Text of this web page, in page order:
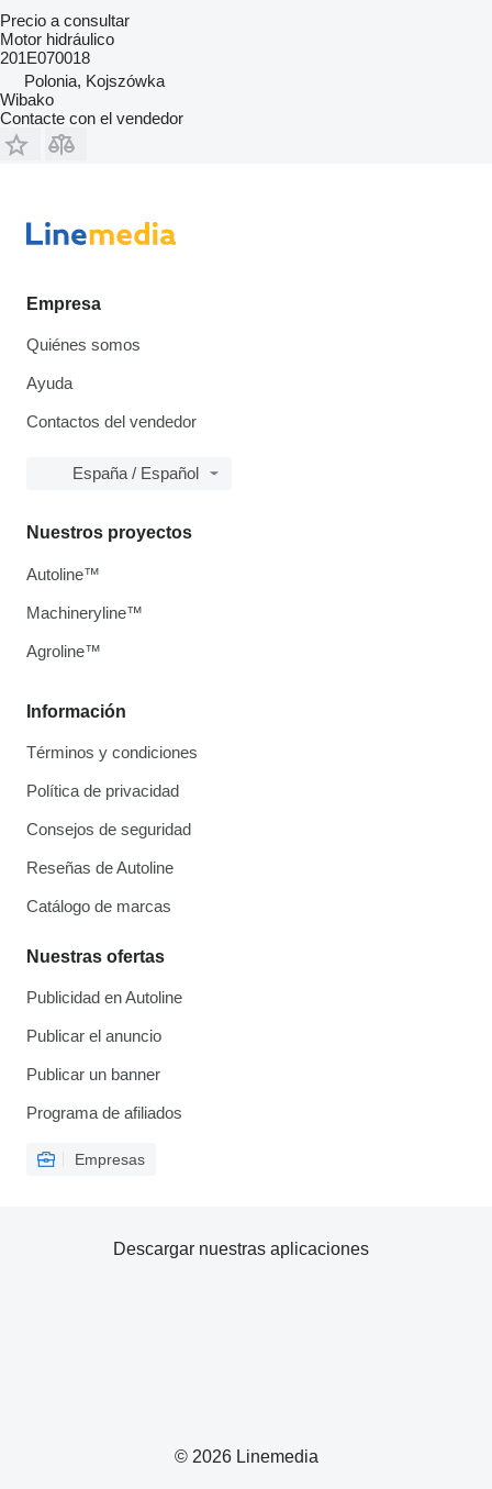
Precio a consultar
Motor hidráulico
201E070018
Polonia, Kojszówka
Wibako
Contacte con el vendedor
Empresa
Quiénes somos
Ayuda
Contactos del vendedor
España / Español
Información
Términos y condiciones
Política de privacidad
Consejos de seguridad
Reseñas de Autoline
Catálogo de marcas
Nuestras ofertas
Publicidad en Autoline
Publicar el anuncio
Publicar un banner
Programa de afiliados
Empresas
Nuestros proyectos
Autoline™
Machineryline™
Agroline™
© 2026 Linemedia
Descargar nuestras aplicaciones